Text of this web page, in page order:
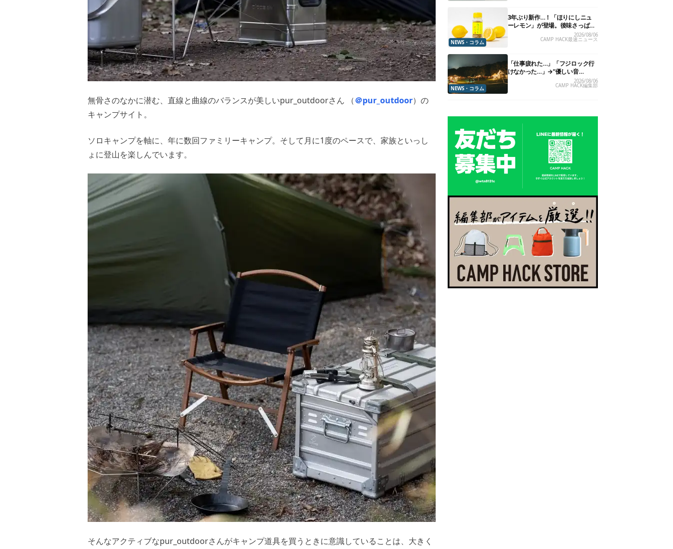
無骨さのなかに潜む、直線と曲線のバランスが美しいpur_outdoorさん （＠pur_outdoor）の
キャンプサイト。
ソロキャンプを軸に、年に数回ファミリーキャンプ。そして月に1度のペースで、家族といっし
ょに登山を楽しんでいます。
そんなアクティブなpur_outdoorさんがキャンプ道具を買うときに意識していることは、大きく
NEWS・コラム
3年ぶり新作…！「ほりにしニュ
ーレモン」が登場。後味さっぱり
の万能スパイス！【8月21日発
2026/08/06
CAMP HACK最速ニュース
NEWS・コラム
「仕事疲れた…」「フジロック行
けなかった…」→“優しい音
楽”と“大きな自然”で治癒。まだ間
2026/08/06
CAMP HACK編集部